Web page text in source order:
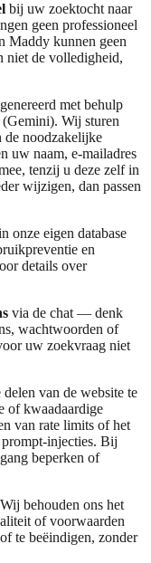
bij uw zoektocht naar
geen professioneel
Maddy kunnen geen
niet de volledigheid,
met behulp
(Gemini). Wij sturen
de noodzakelijke
uw naam, e-mailadres
tenzij u deze zelf in
wijzigen, dan passen
onze eigen database
en
details over
via de chat — denk
wachtwoorden of
uw zoekvraag niet
van de website te
of kwaadaardige
van rate limits of het
prompt-injecties. Bij
beperken of
behouden ons het
of voorwaarden
te beëindigen, zonder